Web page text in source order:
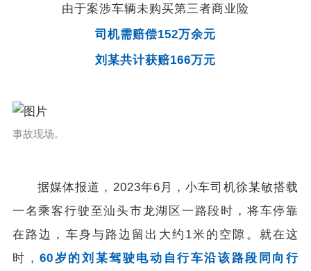
由于案涉车辆未购买第三者商业险
司机需赔偿152万余元
刘某共计获赔166万元
事故现场。
据媒体报道，2023年6月，小车司机徐某敏搭载
一名乘客行驶至汕头市龙湖区一路段时，将车停靠
在路边，车身与路边留出大约1米的空隙。就在这
时，60岁的刘某驾驶电动自行车沿该路段同向行